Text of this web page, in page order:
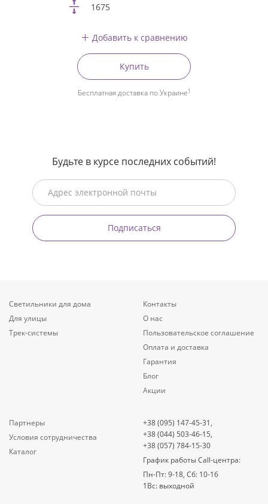
1675
Добавить к сравнению
Купить
Бесплатная доставка по Украине1
Будьте в курсе последних событий!
Подписаться
Светильники для дома
Для улицы
Трек-системы
Контакты
О нас
Пользовательское соглашение
Оплата и доставка
Гарантия
Блог
Акции
Партнеры
Условия сотрудничества
Каталог
+38 (095) 147-45-31,
+38 (044) 503-46-15,
+38 (057) 784-15-30
График работы Call-центра:
Пн-Пт: 9-18, Сб: 10-16
1Вс: выходной